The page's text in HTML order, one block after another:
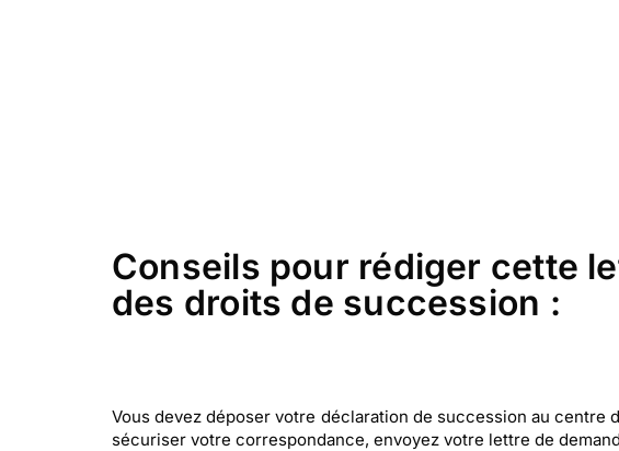
Conseils pour rédiger cette
des droits de succession :
Vous devez déposer votre déclaration de succession au
sécuriser votre correspondance, envoyez votre lettre de